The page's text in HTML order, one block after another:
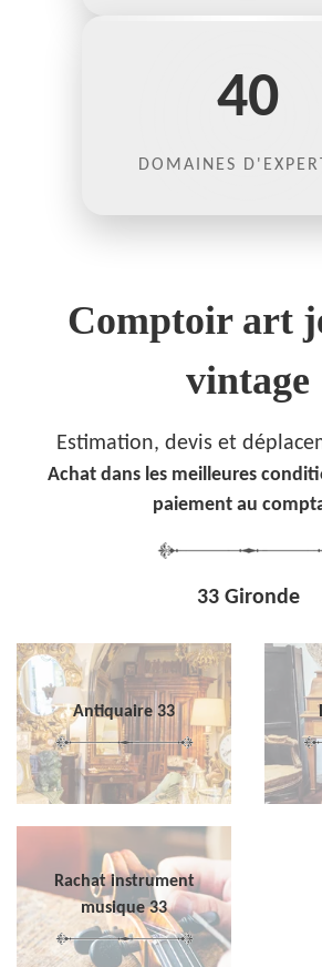
40
DOMAINES
Comptoir art
vintage
Estimation, devis et
Achat dans les meilleures
paiement au
33 Gironde
Antiquaire 33
Rachat instrument
musique 33